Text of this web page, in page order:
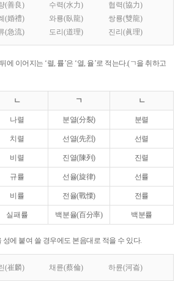
(善良) 수력(水力)
협력(協力)
(婚禮) 와룡(臥龍)
쌍룡(雙龍)
(急流) 도리(道理) 진리(眞理)
에 이어지는 ‘렬, 률’은 ‘열, 율’로 적는다.(ㄱ을 취하고
ㄴ ㄱ ㄴ
나렬 분열(分裂) 분렬
치렬 선열(先烈) 선렬
비렬 진열(陳列) 진렬
규률 선율(旋律) 선률
비률 전율(戰慄) 전률
실패률 백분율(百分率) 백분률
성에 붙여 쓸 경우에도 본음대로 적을 수 있다.
(崔麟) 채륜(蔡倫) 하륜(河崙)